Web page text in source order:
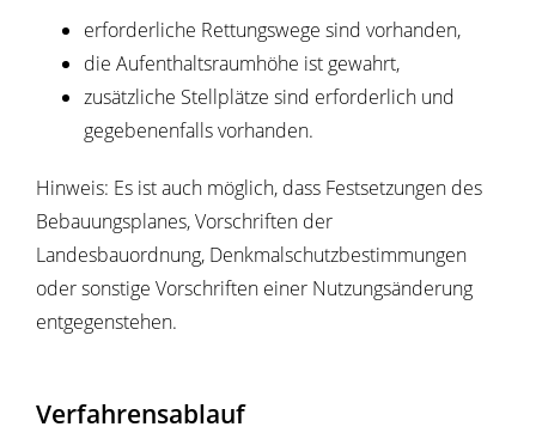
erforderliche Rettungswege sind vorhanden,
die Aufenthaltsraumhöhe ist gewahrt,
zusätzliche Stellplätze sind erforderlich und
gegebenenfalls vorhanden.
Hinweis: Es ist auch möglich, dass Festsetzungen des
Bebauungsplanes, Vorschriften der
Landesbauordnung, Denkmalschutzbestimmungen
oder sonstige Vorschriften einer Nutzungsänderung
entgegenstehen.
Verfahrensablauf